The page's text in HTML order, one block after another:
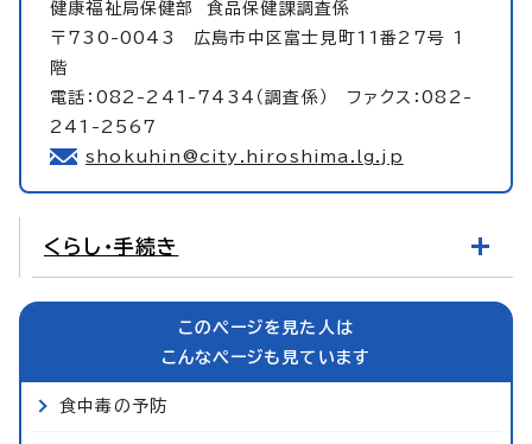
健康福祉局保健部 食品保健課調査係
〒730-0043 広島市中区富士見町11番27号 1
階
電話：082-241-7434（調査係） ファクス：082-
241-2567
shokuhin@city.hiroshima.lg.jp
くらし・手続き
このページを見た人は
こんなページも見ています
食中毒の予防